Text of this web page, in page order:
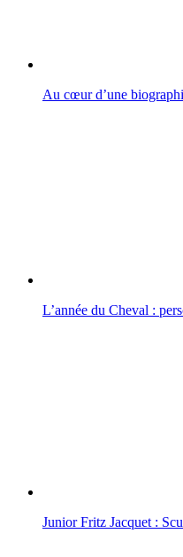
Au cœur d’une
L’année du Cheval :
Junior Fritz Jacquet :